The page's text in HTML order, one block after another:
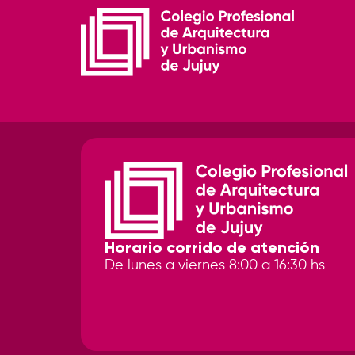
Horario corrido de atención
De lunes a viernes 8:00 a 16:30 hs